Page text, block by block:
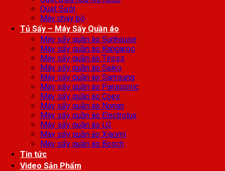
Quạt Sưởi
Máy chạy bộ
Tủ Sấy – Máy Sấy Quần áo
Máy sấy quần áo Sunhouse
Máy sấy quần áo Kangaroo
Máy sấy quần áo Tiross
Máy sấy quần áo Saiko
Máy sấy quần áo Samsung
Máy sấy quần áo Panasonic
Máy sấy quần áo Coex
Máy sấy quần áo Nonan
Máy sấy quần áo Electrolux
Máy sấy quần áo LG
Máy sấy quần áo Xiaomi
Máy sấy quần áo Bosch
Tin tức
Video Sản Phẩm